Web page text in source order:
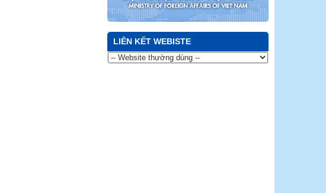
LIÊN KẾT WEBISTE